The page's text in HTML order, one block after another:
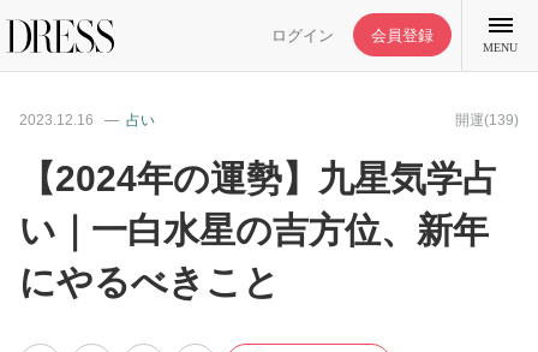
ログイン 会員登録
MENU
特集記事
DRESS部活
2023.12.16 占い 開運(139)
【2024年の運勢】九星気学占
い｜一白水星の吉方位、新年
にやるべきこと